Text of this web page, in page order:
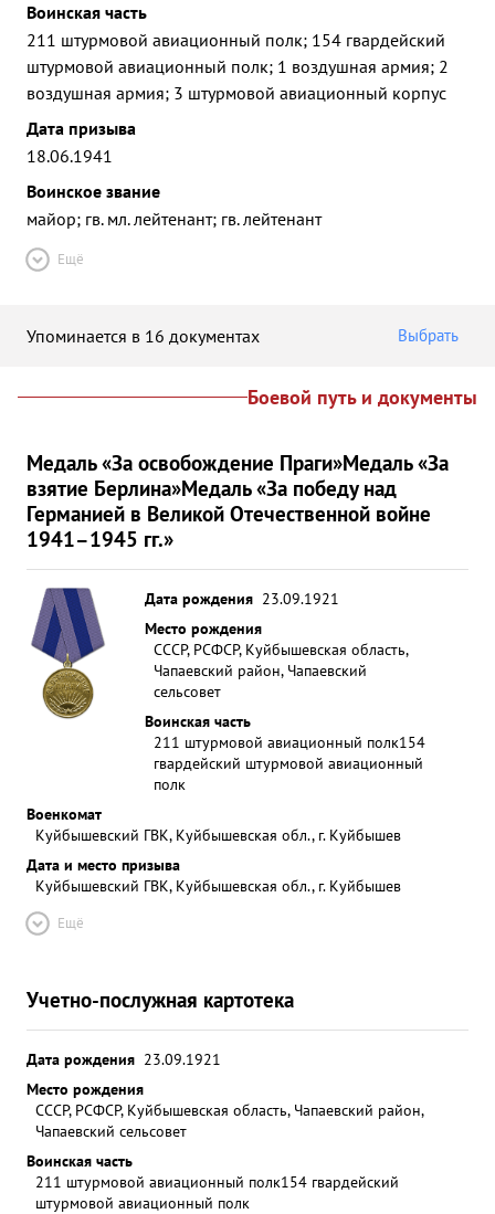
Воинская часть
211 штурмовой авиационный полк; 154 гвардейский
штурмовой авиационный полк; 1 воздушная армия; 2
воздушная армия; 3 штурмовой авиационный корпус
Дата призыва
18.06.1941
Воинское звание
майор; гв. мл. лейтенант; гв. лейтенант
Ещё
Упоминается в 16 документах Выбрать
Боевой путь и документы
Медаль «За освобождение Праги»Медаль «За
взятие Берлина»Медаль «За победу над
Германией в Великой Отечественной войне
1941–1945 гг.»
Дата рождения 23.09.1921
Место рождения
СССР, РСФСР, Куйбышевская область,
Чапаевский район, Чапаевский
сельсовет
Воинская часть
211 штурмовой авиационный полк154
гвардейский штурмовой авиационный
полк
Военкомат
Куйбышевский ГВК, Куйбышевская обл., г. Куйбышев
Дата и место призыва
Куйбышевский ГВК, Куйбышевская обл., г. Куйбышев
Ещё
Учетно-послужная картотека
Дата рождения 23.09.1921
Место рождения
СССР, РСФСР, Куйбышевская область, Чапаевский район,
Чапаевский сельсовет
Воинская часть
211 штурмовой авиационный полк154 гвардейский
штурмовой авиационный полк